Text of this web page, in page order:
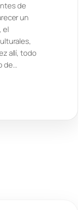
de
un
el
allí, todo
de…